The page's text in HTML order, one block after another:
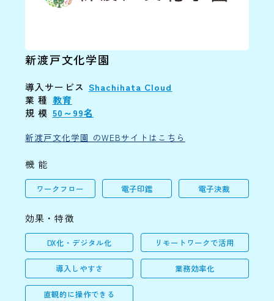
新渡戸文化学園
導入サービス Shachihata Cloud
業 種 教育
規 模 50～99名
新渡戸文化学園 のWEBサイトはこちら
機 能
ワークフロー 電子印鑑 電子決裁
効果・特徴
DX化・デジタル化 リモートワークで活用
導入しやすさ 業務効率化
直観的に操作できる